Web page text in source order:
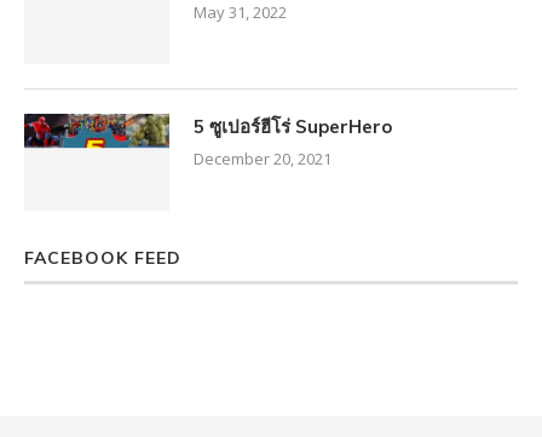
May 31, 2022
5 ซูเปอร์ฮีโร่ SuperHero
December 20, 2021
FACEBOOK FEED